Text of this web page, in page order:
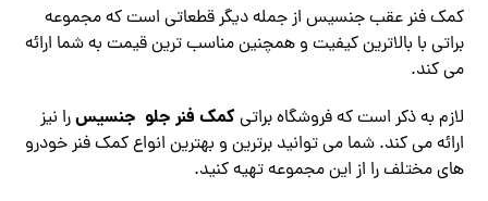
کمک فنر عقب جنسیس از جمله دیگر قطعاتی است که مجموعه
براتی با بالاترین کیفیت و همچنین مناسب ترین قیمت به شما ارائه
می کند.
لازم به ذکر است که فروشگاه براتیکمک فنر جلو جنسیسرا نیز
ارائه می کند. شما می توانید برترین و بهترین انواع کمک فنر خودرو
های مختلف را از این مجموعه تهیه کنید.